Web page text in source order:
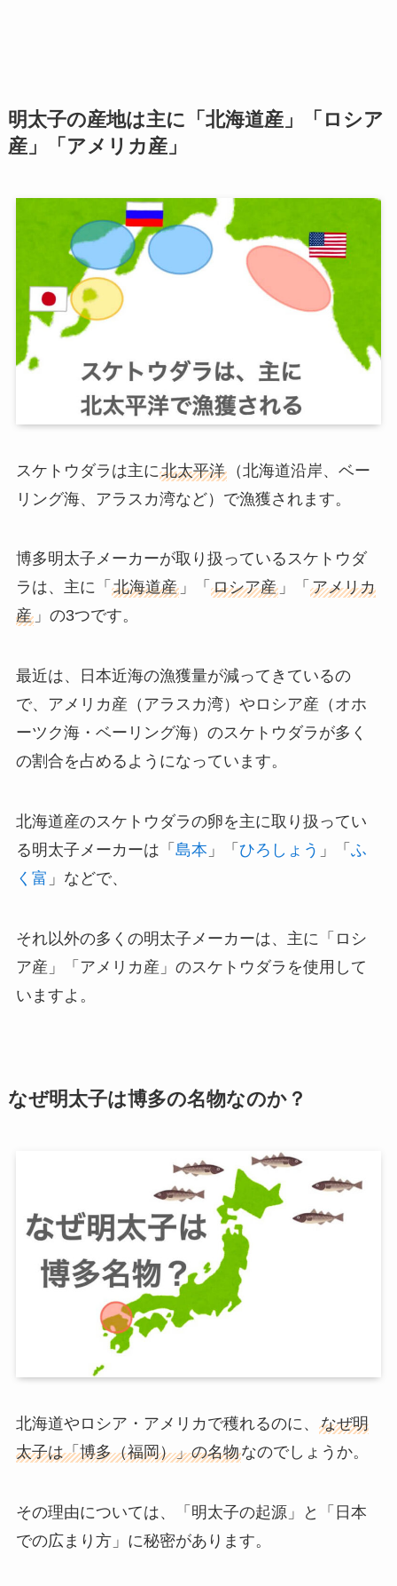
明太子の産地は主に「北海道産」「ロシア
産」「アメリカ産」
スケトウダラは主に北太平洋（北海道沿岸、ベー
リング海、アラスカ湾など）で漁獲されます。
博多明太子メーカーが取り扱っているスケトウダ
ラは、主に「 北海道産」「 ロシア産」「 アメリカ
産」の3つです。
最近は、日本近海の漁獲量が減ってきているの
で、アメリカ産（アラスカ湾）やロシア産（オホ
ーツク海・ベーリング海）のスケトウダラが多く
の割合を占めるようになっています。
北海道産のスケトウダラの卵を主に取り扱ってい
る明太子メーカーは「 島本 」「 ひろしょう 」「 ふ
く富 」などで、
それ以外の多くの明太子メーカーは、主に「ロシ
ア産」「アメリカ産」のスケトウダラを使用して
いますよ。
なぜ明太子は博多の名物なのか？
北海道やロシア・アメリカで穫れるのに、 なぜ明
太子は「博多（福岡）」の名物なのでしょうか。
その理由については、「明太子の起源」と「日本
での広まり方」に秘密があります。